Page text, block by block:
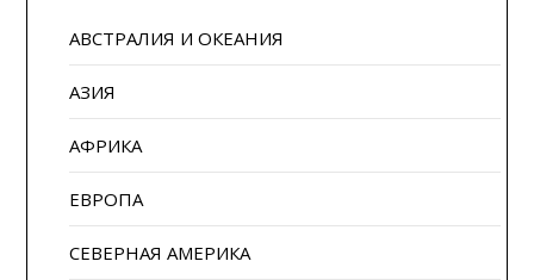
АВСТРАЛИЯ И ОКЕАНИЯ
АЗИЯ
АФРИКА
ЕВРОПА
СЕВЕРНАЯ АМЕРИКА